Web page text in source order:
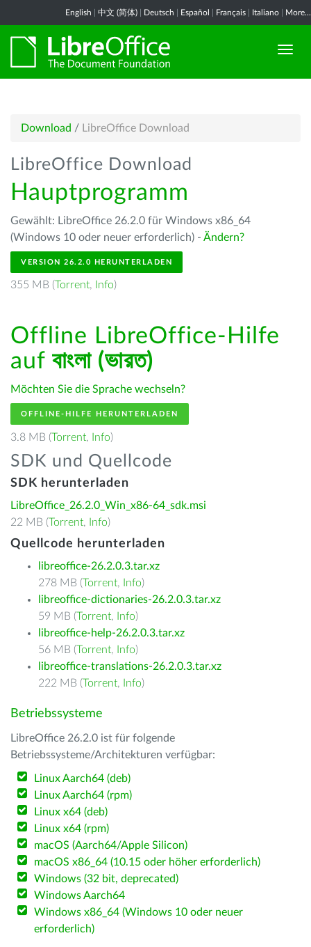
English 中文 (简体) Deutsch Español Français Italiano More...
Download / LibreOffice Download
LibreOffice Download
Hauptprogramm
Gewählt: LibreOffice 26.2.0 für Windows x86_64
(Windows 10 oder neuer erforderlich) - Ändern?
VERSION 26.2.0 HERUNTERLADEN
355 MB (Torrent, Info)
Offline LibreOffice-Hilfe
auf বাংলা (ভারত)
Möchten Sie die Sprache wechseln?
OFFLINE-HILFE HERUNTERLADEN
3.8 MB (Torrent, Info)
SDK und Quellcode
SDK herunterladen
LibreOffice_26.2.0_Win_x86-64_sdk.msi
22 MB (Torrent, Info)
Quellcode herunterladen
libreoffice-26.2.0.3.tar.xz
278 MB (Torrent, Info)
libreoffice-dictionaries-26.2.0.3.tar.xz
59 MB (Torrent, Info)
libreoffice-help-26.2.0.3.tar.xz
56 MB (Torrent, Info)
libreoffice-translations-26.2.0.3.tar.xz
222 MB (Torrent, Info)
Betriebssysteme
LibreOffice 26.2.0 ist für folgende
Betriebssysteme/Architekturen verfügbar:
Linux Aarch64 (deb)
Linux Aarch64 (rpm)
Linux x64 (deb)
Linux x64 (rpm)
macOS (Aarch64/Apple Silicon)
macOS x86_64 (10.15 oder höher erforderlich)
Windows (32 bit, deprecated)
Windows Aarch64
Windows x86_64 (Windows 10 oder neuer
erforderlich)